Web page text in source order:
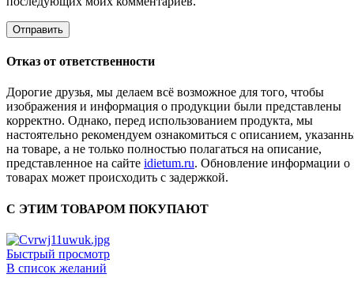
Отказ от ответственности
Дорогие друзья, мы делаем всё возможное для того, чтобы
изображения и информация о продукции были представлены
корректно. Однако, перед использованием продукта, мы
настоятельно рекомендуем ознакомиться с описанием,
на товаре, а не только полностью полагаться на описание,
представленное на сайте idietum.ru. Обновление информации о
товарах может происходить с задержкой.
С ЭТИМ ТОВАРОМ ПОКУПАЮТ
Быстрый просмотр
В список желаний